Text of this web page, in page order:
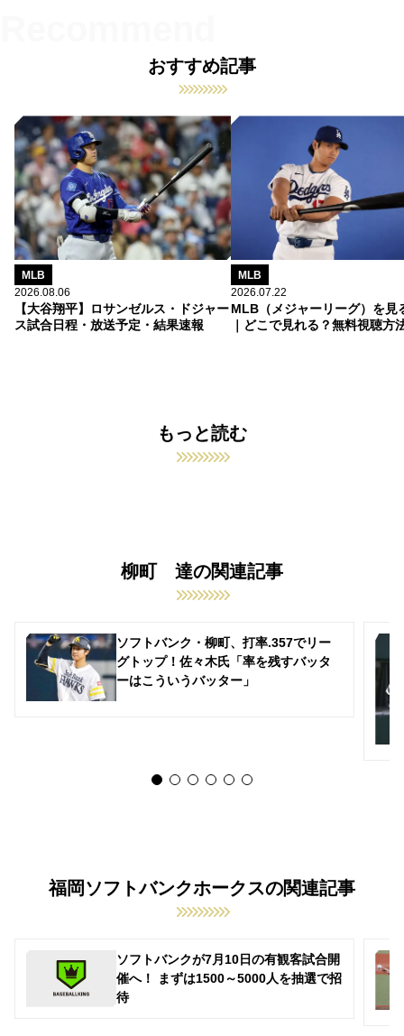
おすすめ記事
MLB
2026.08.06
【大谷翔平】ロサンゼルス・ドジャー
ス試合日程・放送予定・結果速報
MLB
2026.07.22
MLB（メジャーリーグ）を見
｜どこで見れる？無料視聴方
もっと読む
柳町 達の関連記事
ソフトバンク・柳町、打率.357でリー
グトップ！佐々木氏「率を残すバッタ
ーはこういうバッター」
福岡ソフトバンクホークスの関連記事
ソフトバンクが7月10日の有観客試合開
催へ！ まずは1500～5000人を抽選で招
待